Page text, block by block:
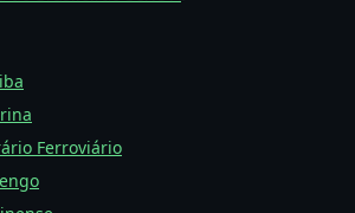
Ferroviário